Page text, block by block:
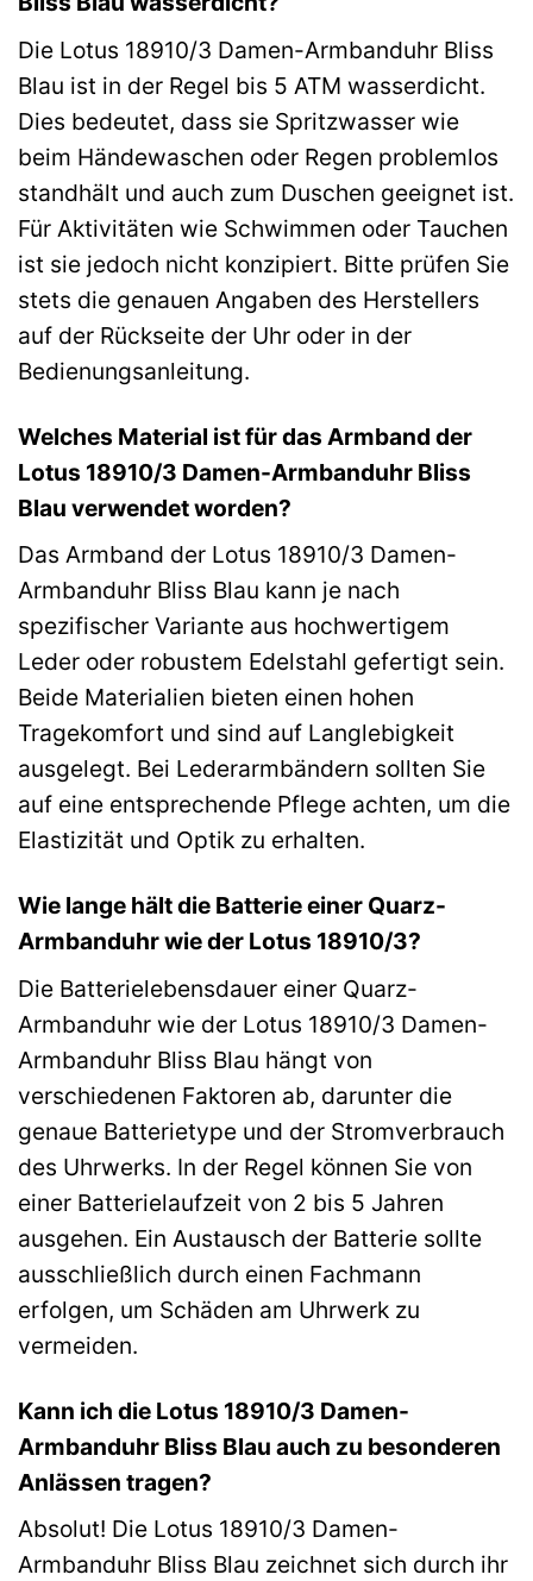
Die Lotus 18910/3 Damen-Armbanduhr Bliss
Blau ist in der Regel bis 5 ATM wasserdicht.
Dies bedeutet, dass sie Spritzwasser wie
beim Händewaschen oder Regen problemlos
standhält und auch zum Duschen geeignet ist.
Für Aktivitäten wie Schwimmen oder Tauchen
ist sie jedoch nicht konzipiert. Bitte prüfen Sie
stets die genauen Angaben des Herstellers
auf der Rückseite der Uhr oder in der
Bedienungsanleitung.
Welches Material ist für das Armband der
Lotus 18910/3 Damen-Armbanduhr Bliss
Blau verwendet worden?
Das Armband der Lotus 18910/3 Damen-
Armbanduhr Bliss Blau kann je nach
spezifischer Variante aus hochwertigem
Leder oder robustem Edelstahl gefertigt sein.
Beide Materialien bieten einen hohen
Tragekomfort und sind auf Langlebigkeit
ausgelegt. Bei Lederarmbändern sollten Sie
auf eine entsprechende Pflege achten, um die
Elastizität und Optik zu erhalten.
Wie lange hält die Batterie einer Quarz-
Armbanduhr wie der Lotus 18910/3?
Die Batterielebensdauer einer Quarz-
Armbanduhr wie der Lotus 18910/3 Damen-
Armbanduhr Bliss Blau hängt von
verschiedenen Faktoren ab, darunter die
genaue Batterietype und der Stromverbrauch
des Uhrwerks. In der Regel können Sie von
einer Batterielaufzeit von 2 bis 5 Jahren
ausgehen. Ein Austausch der Batterie sollte
ausschließlich durch einen Fachmann
erfolgen, um Schäden am Uhrwerk zu
vermeiden.
Kann ich die Lotus 18910/3 Damen-
Armbanduhr Bliss Blau auch zu besonderen
Anlässen tragen?
Absolut! Die Lotus 18910/3 Damen-
Armbanduhr Bliss Blau zeichnet sich durch ihr